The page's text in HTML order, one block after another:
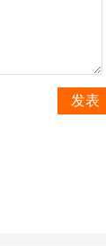
发表